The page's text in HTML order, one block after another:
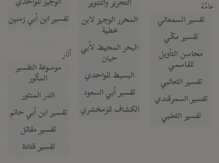
عامّة
تفسير السمعاني
تفسير مكّي
محاسن التأويل
للقاسمي
تفسير الثعالبي
تفسير السمرقندي
تفسير الثعلبي
التحرير والتنوير
المحرر الوجيز لابن
عطية
البحر المحيط لأبي
حيان
البسيط للواحدي
تفسير أبي السعود
الكشاف للزمخشري
الوجيز للواحدي
تفسير ابن أبي زمنين
آثار
موسوعة التفسير
المأثور
الدر المنثور
تفسير ابن أبي حاتم
تفسير مقاتل
تفسير قتادة